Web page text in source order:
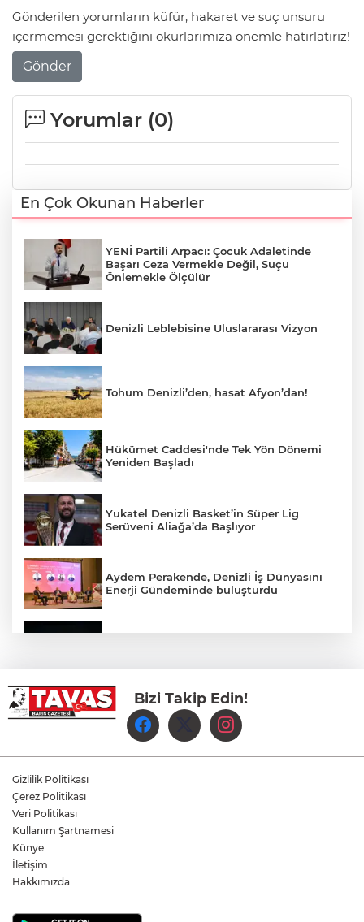
Gönderilen yorumların küfür, hakaret ve suç unsuru
içermemesi gerektiğini okurlarımıza önemle hatırlatırız!
Gönder
Yorumlar (0)
En Çok Okunan Haberler
YENİ Partili Arpacı: Çocuk Adaletinde
Başarı Ceza Vermekle Değil, Suçu
Önlemekle Ölçülür
Denizli Leblebisine Uluslararası Vizyon
Tohum Denizli’den, hasat Afyon’dan!
Hükümet Caddesi'nde Tek Yön Dönemi
Yeniden Başladı
Yukatel Denizli Basket’in Süper Lig
Serüveni Aliağa’da Başlıyor
Aydem Perakende, Denizli İş Dünyasını
Enerji Gündeminde buluşturdu
Denizli Büyükşehir Belediyespor Kadın
Voleybol Takımı yeni sezon hazırlıklarına
başladı
Yukatel Denizli Basket, Egemen Güven
Öğretmen Eyüp Özkan, Hayat Öykülerini
Bizi Takip Edin!
Gizlilik Politikası
Çerez Politikası
Veri Politikası
Kullanım Şartnamesi
Künye
İletişim
Hakkımızda